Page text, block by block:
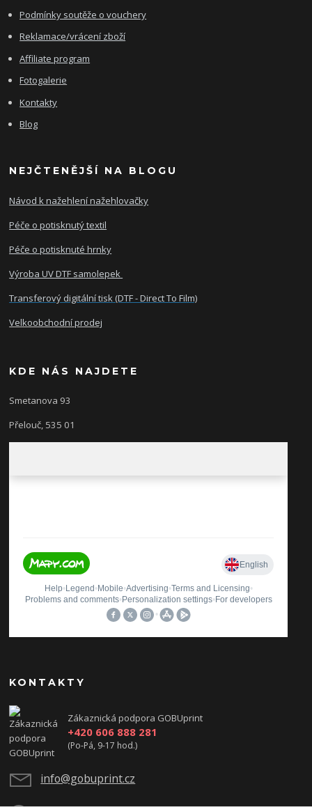
Podmínky soutěže o vouchery
Reklamace/vrácení zboží
Affiliate program
Fotogalerie
Kontakty
Blog
NEJČTENĚJŠÍ NA BLOGU
Návod k nažehlení nažehlovačky
Péče o potisknutý textil
Péče o potisknuté hrnky
Výroba UV DTF samolepek
Transferový digitální tisk (DTF - Direct To Film)
Velkoobchodní prodej
KDE NÁS NAJDETE
Smetanova 93
Přelouč, 535 01
KONTAKTY
Zákaznická podpora GOBUprint
+420 606 888 281
(Po-Pá, 9-17 hod.)
info@gobuprint.cz